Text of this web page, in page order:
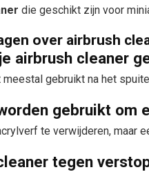
die geschikt zijn voor
over airbrush
airbrush cleaner
gebruikt na het
gebruikt om
te verwijderen, maar
tegen